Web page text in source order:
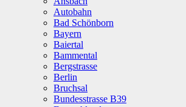
Autobahn
Bad Schönborn
Bayern
Baiertal
Bammental
Bergstrasse
Berlin
Bruchsal
Bundesstrasse B39